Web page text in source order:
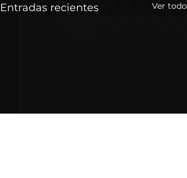
Entradas recientes Ver todo